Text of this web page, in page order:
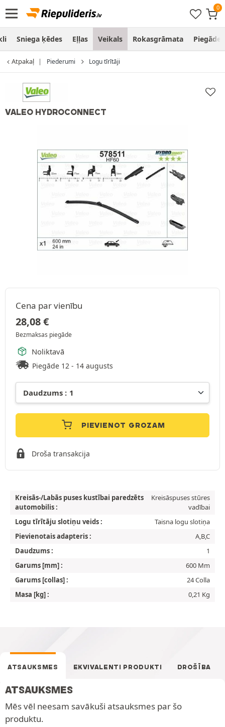
Sniega ķēdes Eļļas Veikals Rokasgrāmata Piegāde
Atpakaļ Piederumi Logu tīrītāji
VALEO HYDROCONNECT
Cena par vienību
28,08€
Bezmaksas piegāde
Noliktavā
Piegāde 12 - 14 augusts
PIEVIENOT GROZAM
Droša transakcija
Kreisās-/Labās puses kustībai paredzēts
automobilis :
Kreisāspuses stūres
vadībai
Logu tīrītāju slotiņu veids :
Taisna logu slotiņa
Pievienotais adapteris :
A,B,C
Daudzums :
1
Garums [mm] :
600 Mm
Garums [collas] :
24 Colla
Masa [kg] :
0,21 Kg
ATSAUKSMES EKVIVALENTI PRODUKTI DROŠĪBA
ATSAUKSMES
Mēs vēl neesam savākuši atsauksmes par šo
produktu.